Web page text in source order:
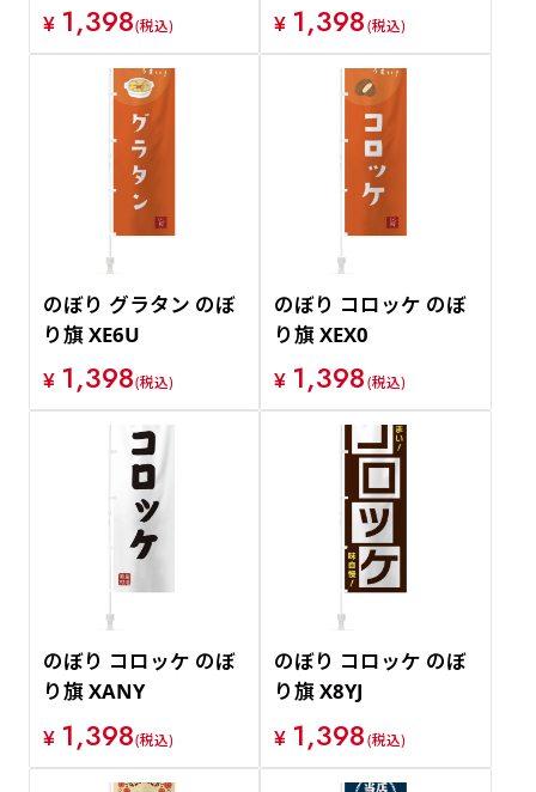
¥ 1,398(税込)
¥ 1,398(税込)
のぼり グラタン のぼ
り旗 XE6U
¥ 1,398(税込)
のぼり コロッケ のぼ
り旗 XEX0
¥ 1,398(税込)
のぼり コロッケ のぼ
り旗 XANY
¥ 1,398(税込)
のぼり コロッケ のぼ
り旗 X8YJ
¥ 1,398(税込)